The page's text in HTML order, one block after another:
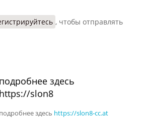
, чтобы отправлять
подробнее здесь
https://slon8
подробнее здесь https://slon8-cc.at